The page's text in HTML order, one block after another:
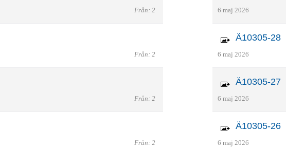
Från: 2
Från: 2
Från: 2
Från: 2
6 maj 2026
Ä10305-28
6 maj 2026
Ä10305-27
6 maj 2026
Ä10305-26
6 maj 2026